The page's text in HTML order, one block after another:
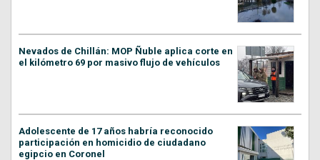
Nevados de Chillán: MOP Ñuble aplica corte en
el kilómetro 69 por masivo flujo de vehículos
Adolescente de 17 años habría reconocido
participación en homicidio de ciudadano
egipcio en Coronel